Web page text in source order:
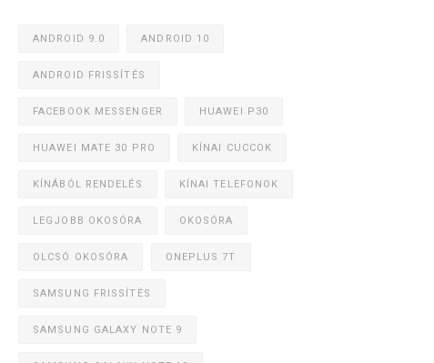
ANDROID 9.0 ANDROID 10
ANDROID FRISSÍTÉS
FACEBOOK MESSENGER HUAWEI P30
HUAWEI MATE 30 PRO KÍNAI CUCCOK
KÍNÁBÓL RENDELÉS KÍNAI TELEFONOK
LEGJOBB OKOSÓRA OKOSÓRA
OLCSÓ OKOSÓRA ONEPLUS 7T
SAMSUNG FRISSÍTÉS
SAMSUNG GALAXY NOTE 9